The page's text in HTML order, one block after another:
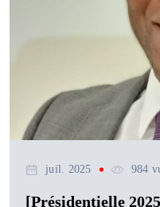
juil. 2025 984
[Présidentielle